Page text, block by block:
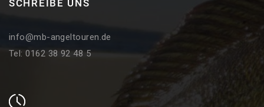
SCHREIBE UNS
info@mb-angeltouren.de
Tel: 0162 38 92 48 5